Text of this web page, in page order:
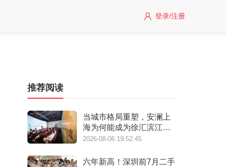
登录/注册
推荐阅读
当城市格局重塑，安澜上
海为何能成为徐汇滨江承
接“新质生产力”的人居锚
2026-08-06 19:52:45
六年新高！深圳前7月二手